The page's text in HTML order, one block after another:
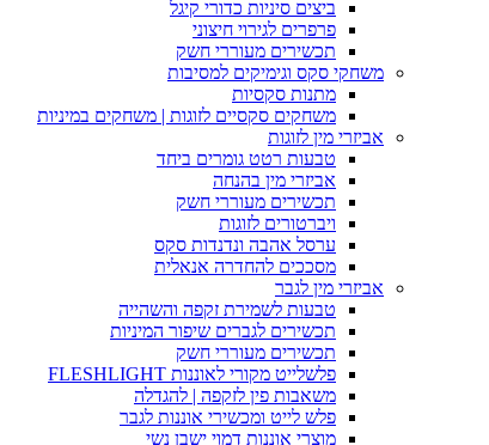
ביצים סיניות כדורי קיגל
פרפרים לגירוי חיצוני
תכשירים מעוררי חשק
משחקי סקס וגימיקים למסיבות
מתנות סקסיות
משחקים סקסיים לזוגות | משחקים במיניות
אביזרי מין לזוגות
טבעות רטט גומרים ביחד
אביזרי מין בהנחה
תכשירים מעוררי חשק
ויברטורים לזוגות
ערסל אהבה ונדנדות סקס
מסככים להחדרה אנאלית
אביזרי מין לגבר
טבעות לשמירת זקפה והשהייה
תכשירים לגברים שיפור המיניות
תכשירים מעוררי חשק
פלשלייט מקורי לאוננות FLESHLIGHT
משאבות פין לזקפה | להגדלה
פלש לייט ומכשירי אוננות לגבר
מוצרי אוננות דמוי ישבן נשי